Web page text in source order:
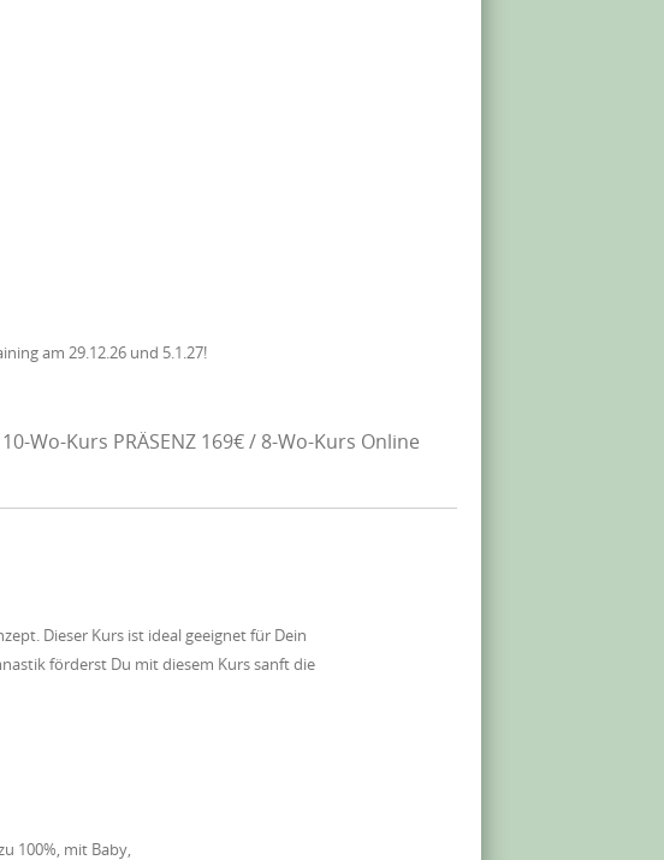
am 29.12.26 und 5.1.27!
Wo-Kurs PRÄSENZ 169€ / 8-Wo-Kurs Online
Dieser Kurs ist ideal geeignet für Dein
förderst Du mit diesem Kurs sanft die
100%, mit Baby,